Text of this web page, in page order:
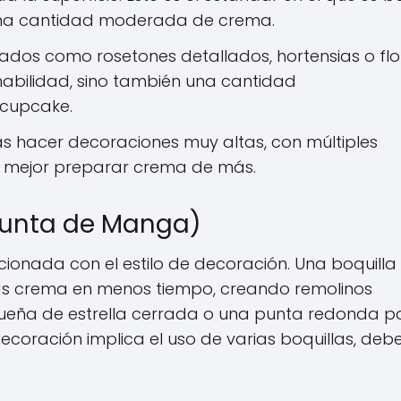
cantidad moderada de crema.
como rosetones detallados, hortensias o
sino también una cantidad
hacer decoraciones muy altas, con múltiples
preparar crema de más.
de Manga)
con el estilo de decoración. Una
crema en menos tiempo, creando remolinos
de estrella cerrada o una punta redonda
implica el uso de varias boquillas,